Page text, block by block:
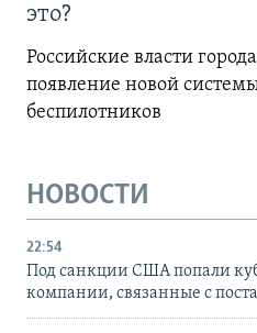
это?
Российские власти
появление новой
беспилотников
НОВОСТИ
22:54
Под санкции США попали
компании, связанные с